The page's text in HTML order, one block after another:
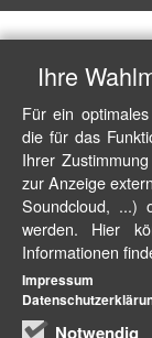
Ihre
Für ein
die für das
Ihrer
zur Anzeige
Soundcloud, ...)
werden. Hier
Informationen
Notwendig
Impressum